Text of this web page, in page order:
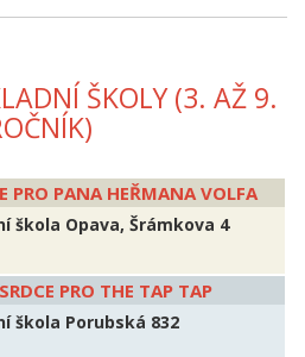
ŠKOLY (3. AŽ 9.
PRO PANA HEŘMANA VOLFA
škola Opava, Šrámkova 4
SRDCE PRO THE TAP TAP
škola Porubská 832